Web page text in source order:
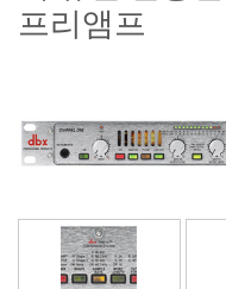
언어/지역
프리앰프